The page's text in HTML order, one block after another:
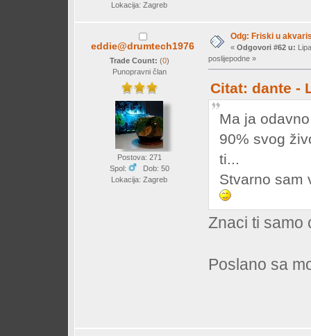
Lokacija: Zagreb
eddie@drumtech1976
Trade Count: (0)
Punopravni član
Postova: 271
Spol:
Dob: 50
Lokacija: Zagreb
Odg: Friski u
« Odgovori #62 u:
poslijepodne »
Citat: dante -
Ma ja
90% svog
ti...
Stvarno
Znaci ti samo
Poslano sa